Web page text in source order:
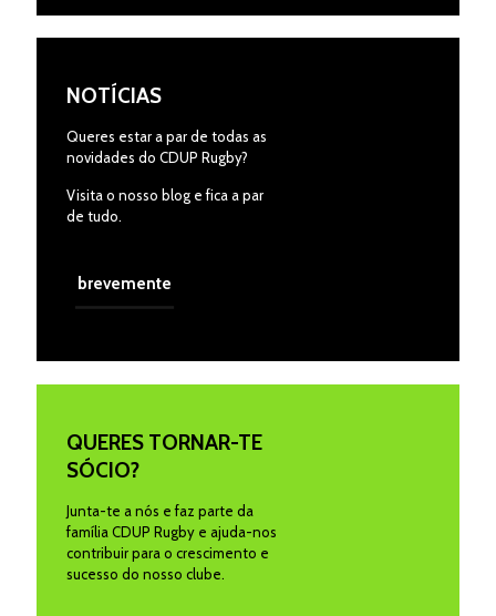
NOTÍCIAS
Queres estar a par de todas as
novidades do CDUP Rugby?
Visita o nosso blog e fica a par
de tudo.
brevemente
QUERES TORNAR-TE
SÓCIO?
Junta-te a nós e faz parte da
família CDUP Rugby e ajuda-nos
contribuir para o crescimento e
sucesso do nosso clube.